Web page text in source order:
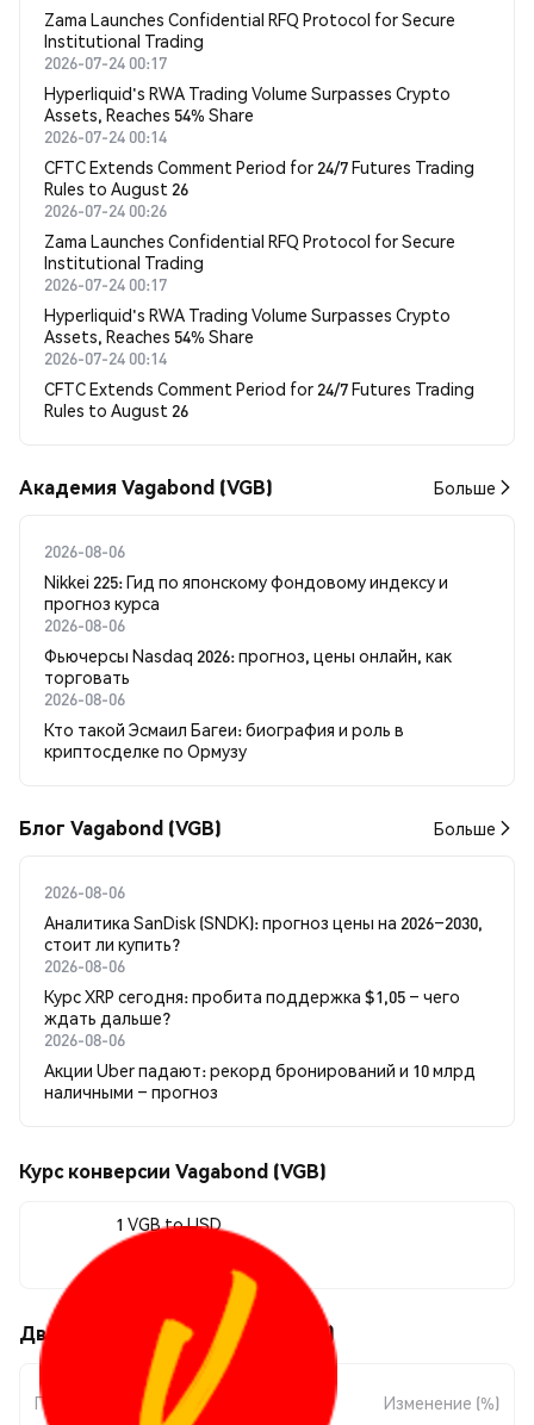
Zama Launches Confidential RFQ Protocol for Secure
Institutional Trading
2026-07-24 00:17
Hyperliquid's RWA Trading Volume Surpasses Crypto
Assets, Reaches 54% Share
2026-07-24 00:14
CFTC Extends Comment Period for 24/7 Futures Trading
Rules to August 26
2026-07-24 00:26
Zama Launches Confidential RFQ Protocol for Secure
Institutional Trading
2026-07-24 00:17
Hyperliquid's RWA Trading Volume Surpasses Crypto
Assets, Reaches 54% Share
2026-07-24 00:14
CFTC Extends Comment Period for 24/7 Futures Trading
Rules to August 26
Академия Vagabond (VGB) Больше
2026-08-06
Nikkei 225: Гид по японскому фондовому индексу и
прогноз курса
2026-08-06
Фьючерсы Nasdaq 2026: прогноз, цены онлайн, как
торговать
2026-08-06
Кто такой Эсмаил Багеи: биография и роль в
криптосделке по Ормузу
Блог Vagabond (VGB) Больше
2026-08-06
Аналитика SanDisk (SNDK): прогноз цены на 2026–2030,
стоит ли купить?
2026-08-06
Курс XRP сегодня: пробита поддержка $1,05 – чего
ждать дальше?
2026-08-06
Акции Uber падают: рекорд бронирований и 10 млрд
наличными – прогноз
Курс конверсии Vagabond (VGB)
1 VGB to USD
Движения цены Vagabond (VGB)
Период
Изменение
суммы
Изменение (%)